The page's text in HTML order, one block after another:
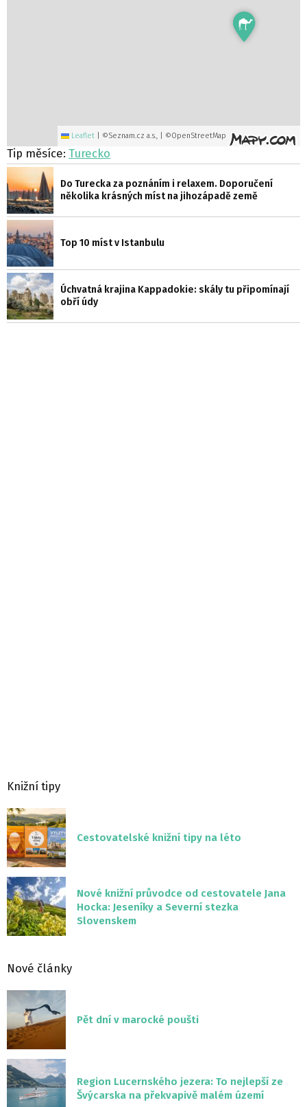
Leaflet ©Seznam.cz a.s., | ©OpenStreetMap
Tip měsíce: Turecko
Do Turecka za poznáním i relaxem. Doporučení
několika krásných míst na jihozápadě země
Top 10 míst v Istanbulu
Úchvatná krajina Kappadokie: skály tu připomínají
obří údy
Knižní tipy
Cestovatelské knižní tipy na léto
Nové knižní průvodce od cestovatele Jana
Hocka: Jeseníky a Severní stezka
Slovenskem
Nové články
Pět dní v marocké poušti
Region Lucernského jezera: To nejlepší ze
Švýcarska na překvapivě malém území